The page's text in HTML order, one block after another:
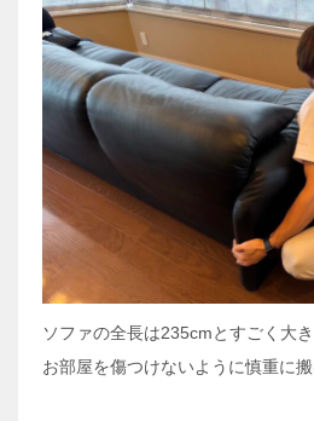
ソファの全長は235cmとすごく大
お部屋を傷つけないように慎重に